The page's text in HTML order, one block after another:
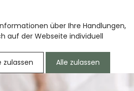
über Ihre Handlungen,
auf der Webseite individuell
zulassen Alle zulassen